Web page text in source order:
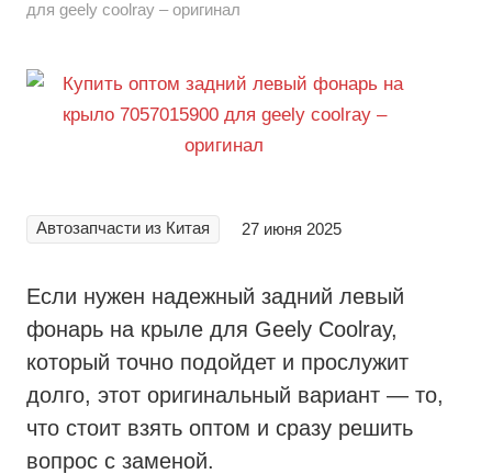
для geely coolray – оригинал
Автозапчасти из Китая 27 июня 2025
Если нужен надежный задний левый
фонарь на крыле для Geely Coolray,
который точно подойдет и прослужит
долго, этот оригинальный вариант — то,
что стоит взять оптом и сразу решить
вопрос с заменой.